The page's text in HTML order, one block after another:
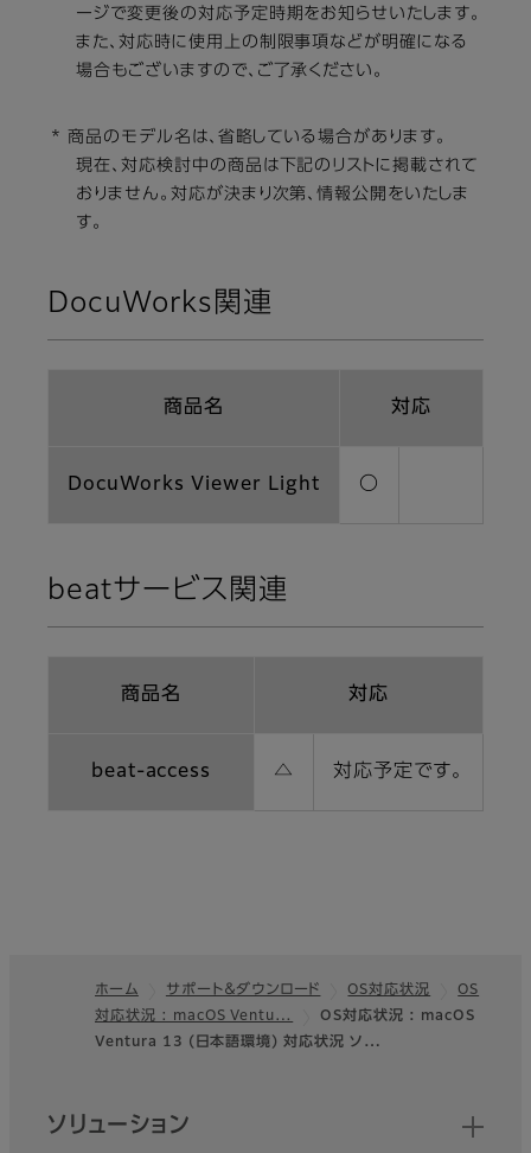
ージで変更後の対応予定時期をお知らせいたします。
また、対応時に使用上の制限事項などが明確になる
場合もございますので、ご了承ください。
* 商品のモデル名は、省略している場合があります。
現在、対応検討中の商品は下記のリストに掲載されて
おりません。対応が決まり次第、情報公開をいたしま
す。
DocuWorks関連
商品名 対応
DocuWorks Viewer Light 〇
beatサービス関連
商品名 対応
beat-access △ 対応予定です。
フッター
ホーム サポート＆ダウンロード OS対応状況
OS
対応状況 : macOS Ventu…
OS対応状況 : macOS
Ventura 13 (日本語環境) 対応状況 ソ…
クイックリンク
ソリューション